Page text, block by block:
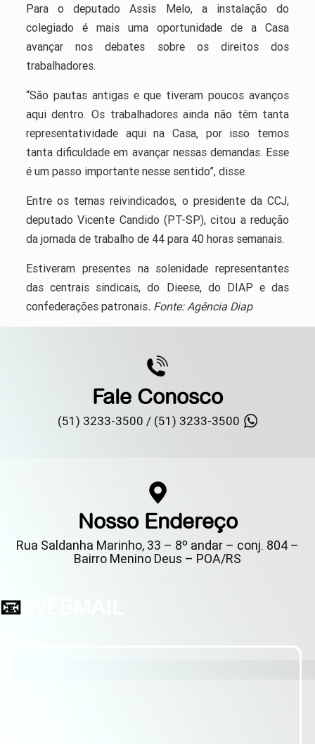
Para o deputado Assis Melo, a instalação do
colegiado é mais uma oportunidade de a Casa
avançar nos debates sobre os direitos dos
trabalhadores.
“São pautas antigas e que tiveram poucos avanços
aqui dentro. Os trabalhadores ainda não têm tanta
representatividade aqui na Casa, por isso temos
tanta dificuldade em avançar nessas demandas. Esse
é um passo importante nesse sentido”, disse.
Entre os temas reivindicados, o presidente da CCJ,
deputado Vicente Candido (PT-SP), citou a redução
da jornada de trabalho de 44 para 40 horas semanais.
Estiveram presentes na solenidade representantes
das centrais sindicais, do Dieese, do DIAP e das
confederações patronais. Fonte: Agência Diap
Fale Conosco
(51) 3233-3500 / (51) 3233-3500
Nosso Endereço
Rua Saldanha Marinho, 33 – 8º andar – conj. 804 –
Bairro Menino Deus – POA/RS
📧